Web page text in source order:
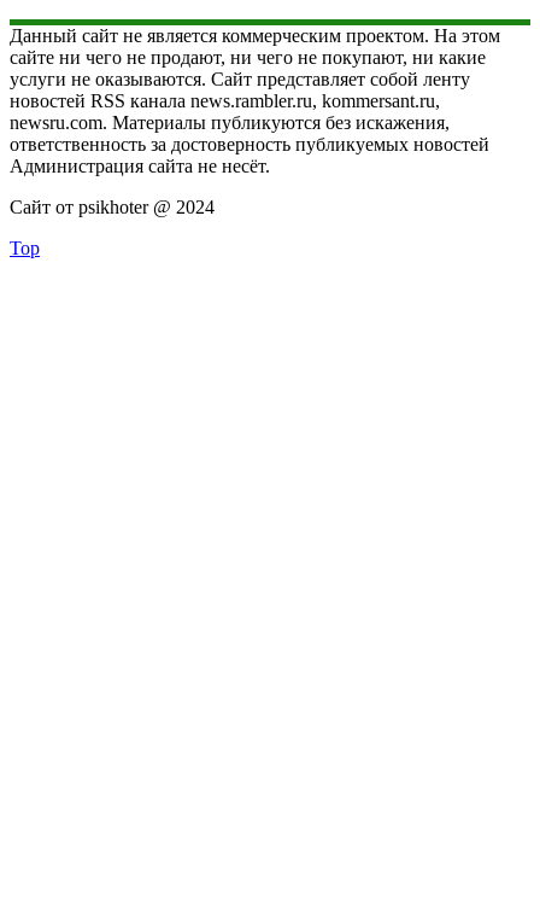
Данный сайт не является коммерческим проектом. На этом
сайте ни чего не продают, ни чего не покупают, ни какие
услуги не оказываются. Сайт представляет собой ленту
новостей RSS канала news.rambler.ru, kommersant.ru,
newsru.com. Материалы публикуются без искажения,
ответственность за достоверность публикуемых новостей
Администрация сайта не несёт.
Сайт от psikhoter @ 2024
Top